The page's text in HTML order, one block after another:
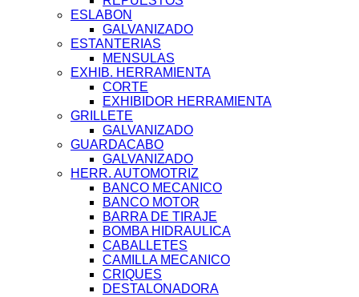
ESLABON
GALVANIZADO
ESTANTERIAS
MENSULAS
EXHIB. HERRAMIENTA
CORTE
EXHIBIDOR HERRAMIENTA
GRILLETE
GALVANIZADO
GUARDACABO
GALVANIZADO
HERR. AUTOMOTRIZ
BANCO MECANICO
BANCO MOTOR
BARRA DE TIRAJE
BOMBA HIDRAULICA
CABALLETES
CAMILLA MECANICO
CRIQUES
DESTALONADORA